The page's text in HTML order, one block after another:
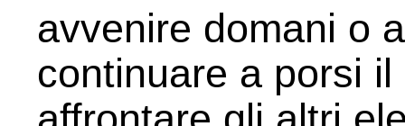
avvenire domani o
continuare a porsi